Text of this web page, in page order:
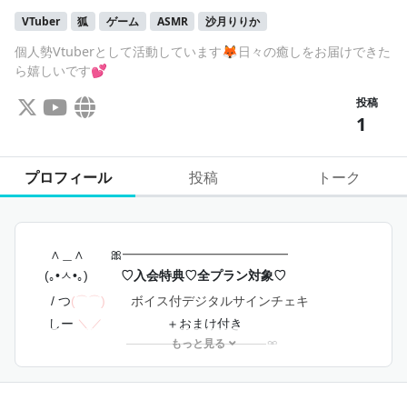
VTuber 狐 ゲーム ASMR 沙月りりか
個人勢Vtuberとして活動しています🦊日々の癒しをお届けできた
ら嬉しいです💕
投稿
1
プロフィール 投稿 トーク
∧＿∧　　🎀━━━━━━━━━━━━━
(｡•ㅅ•｡)
♡入会特典♡全プラン対象♡
/ つ(⌒⌒)
ボイス付デジタルサインチェキ
しー ＼／
＋おまけ付き
━━━━━━━━━━━🎀
『入会特典のサンプルはこちら』
                        ※サンプルはボイスなしです
もっと見る